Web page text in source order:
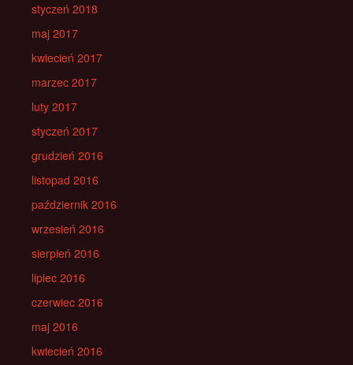
styczeń 2018
maj 2017
kwiecień 2017
marzec 2017
luty 2017
styczeń 2017
grudzień 2016
listopad 2016
październik 2016
wrzesień 2016
sierpień 2016
lipiec 2016
czerwiec 2016
maj 2016
kwiecień 2016